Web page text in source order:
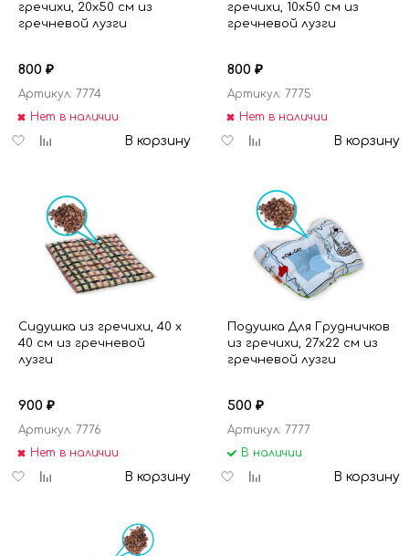
гречихи, 20х50 см из
гречневой лузги
800 ₽
Артикул: 7774
Нет в наличии
Добавить
Добавить
В корзину
гречихи, 10х50 см из
гречневой лузги
800 ₽
Артикул: 7775
Нет в наличии
Добавить
Добавить
В корзину
Сидушка из гречихи, 40 х
40 см из гречневой
лузги
900 ₽
Артикул: 7776
Нет в наличии
Добавить
Добавить
В корзину
Подушка Для Грудничков
из гречихи, 27х22 см из
гречневой лузги
500 ₽
Артикул: 7777
В наличии
Добавить
Добавить
В корзину